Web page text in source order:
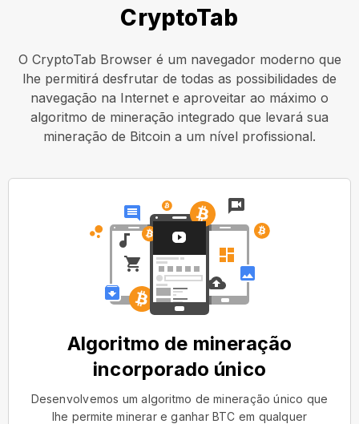
CryptoTab
O CryptoTab Browser é um navegador moderno que
lhe permitirá desfrutar de todas as possibilidades de
navegação na Internet e aproveitar ao máximo o
algoritmo de mineração integrado que levará sua
mineração de Bitcoin a um nível profissional.
Algoritmo de mineração
incorporado único
Desenvolvemos um algoritmo de mineração único que
lhe permite minerar e ganhar BTC em qualquer